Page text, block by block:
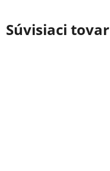
Súvisiaci tovar